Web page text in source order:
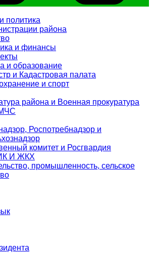
политика
района
и финансы
и образование
и Кадастровая палата
и спорт
района и Военная прокуратура
Роспотребнадзор и
комитет и Росгвардия
И ЖКХ
промышленность, сельское